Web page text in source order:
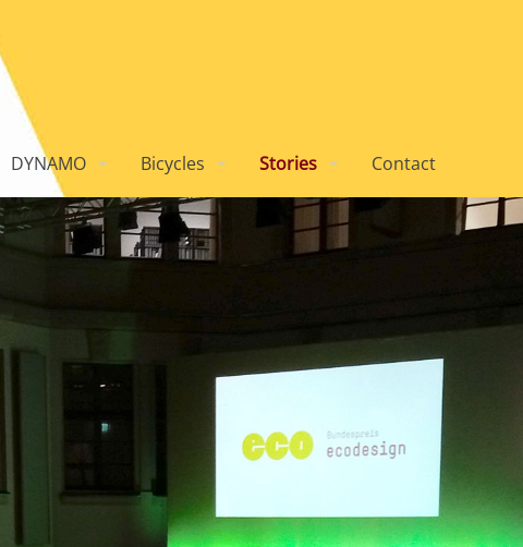
DYNAMO Bicycles Stories Contact